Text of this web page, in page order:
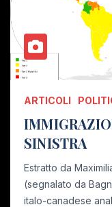
ARTICOLI
SINISTRA
Estratto da
(segnalato da
italo-canadese